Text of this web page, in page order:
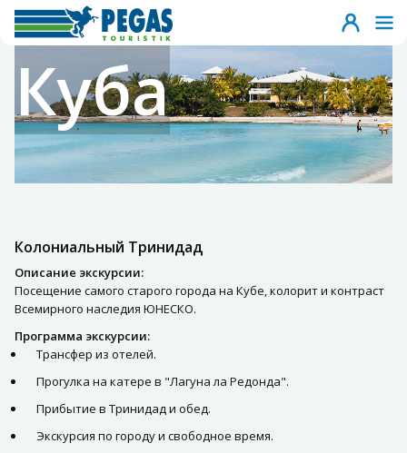
Куба
Колониальный Тринидад
Описание экскурсии:
Посещение самого старого города на Кубе, колорит и контраст
Всемирного наследия ЮНЕСКО.
Программа экскурсии:
Трансфер из отелей.
Прогулка на катере в "Лагуна ла Редонда".
Прибытие в Тринидад и обед.
Экскурсия по городу и свободное время.